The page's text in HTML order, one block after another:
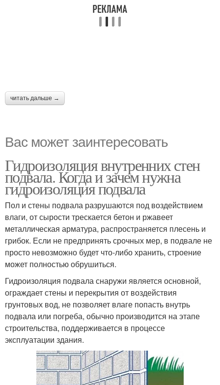
читать дальше →
Вас может заинтересовать
Гидроизоляция внутренних стен
подвала. Когда и зачем нужна
гидроизоляция подвала
Пол и стены подвала разрушаются под воздействием
влаги, от сырости трескается бетон и ржавеет
металлическая арматура, распространяется плесень и
грибок. Если не предпринять срочных мер, в подвале не
просто невозможно будет что-либо хранить, строение
может полностью обрушиться.
Гидроизоляция подвала снаружи является основной,
ограждает стены и перекрытия от воздействия
грунтовых вод, не позволяет влаге попасть внутрь
подвала или погреба, обычно производится на этапе
строительства, поддерживается в процессе
эксплуатации здания.